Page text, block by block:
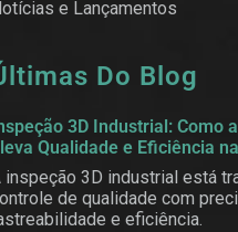
e Lançamentos
Do Blog
3D Industrial: Como
Qualidade e Eficiência
inspeção 3D industrial está
de qualidade com
e eficiência.